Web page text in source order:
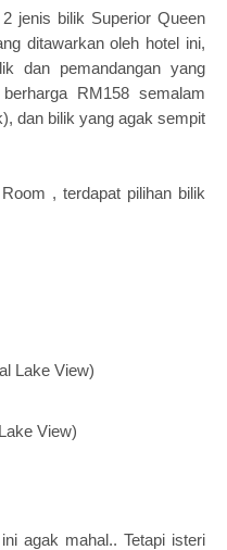
jenis bilik Superior Queen
ditawarkan oleh hotel ini,
dan pemandangan yang
RM158 semalam
dan bilik yang agak sempit
, terdapat pilihan bilik
Lake View)
View)
agak mahal.. Tetapi isteri